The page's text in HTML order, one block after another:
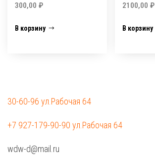
300,00 ₽
В корзину
2100,00₽
В корзину
30-60-96 ул.Рабочая 64
+7 927-179-90-90 ул.Рабочая 64
wdw-d@mail.ru